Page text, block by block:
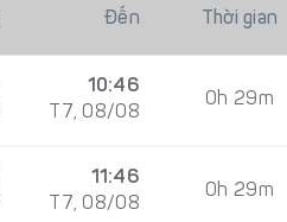
Đến Thời gian
10:46
T7, 08/08
0h 29m
11:46
T7, 08/08
0h 29m